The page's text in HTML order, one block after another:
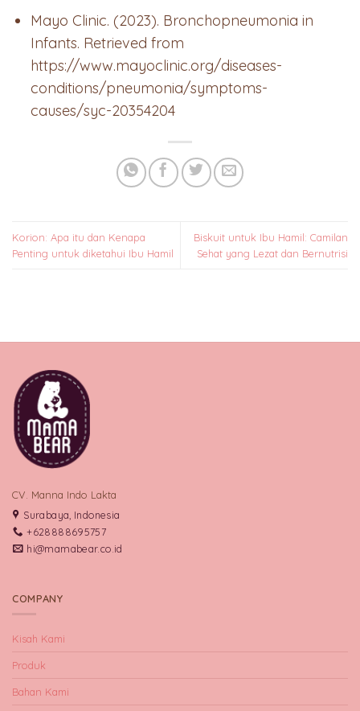
Mayo Clinic. (2023). Bronchopneumonia in
Infants. Retrieved from
https://www.mayoclinic.org/diseases-
conditions/pneumonia/symptoms-
causes/syc-20354204
Korion: Apa itu dan Kenapa
Penting untuk diketahui Ibu Hamil
Biskuit untuk Ibu Hamil: Camilan
Sehat yang Lezat dan Bernutrisi
CV. Manna Indo Lakta
Surabaya, Indonesia
+628888695757
hi@mamabear.co.id
COMPANY
Kisah Kami
Produk
Bahan Kami